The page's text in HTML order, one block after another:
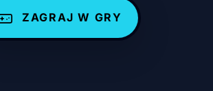
ZAGRAJ W GRY